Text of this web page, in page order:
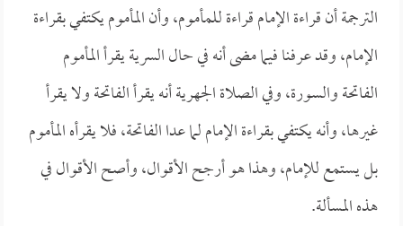
الترجمة أن قراءة الإمام قراءة للمأموم، وأن المأموم يكتفي بقراءة
الإمام، وقد عرفنا فيما مضى أنه في حال السرية يقرأ المأموم
الفاتحة والسورة، وفي الصلاة الجهرية أنه يقرأ الفاتحة ولا يقرأ
غيرها، وأنه يكتفي بقراءة الإمام لما عدا الفاتحة، فلا يقرأه المأموم
بل يستمع للإمام، وهذا هو أرجح الأقوال، وأصح الأقوال في
هذه المسألة.